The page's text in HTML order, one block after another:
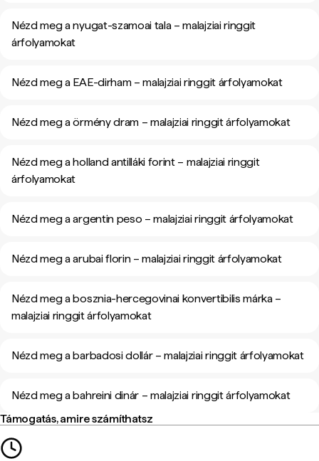
Nézd meg a nyugat-szamoai tala – malajziai ringgit
árfolyamokat
Nézd meg a EAE-dirham – malajziai ringgit árfolyamokat
Nézd meg a örmény dram – malajziai ringgit árfolyamokat
Nézd meg a holland antilláki forint – malajziai ringgit
árfolyamokat
Nézd meg a argentin peso – malajziai ringgit árfolyamokat
Nézd meg a arubai florin – malajziai ringgit árfolyamokat
Nézd meg a bosznia-hercegovinai konvertibilis márka –
malajziai ringgit árfolyamokat
Nézd meg a barbadosi dollár – malajziai ringgit árfolyamokat
Nézd meg a bahreini dinár – malajziai ringgit árfolyamokat
Támogatás, amire számíthatsz